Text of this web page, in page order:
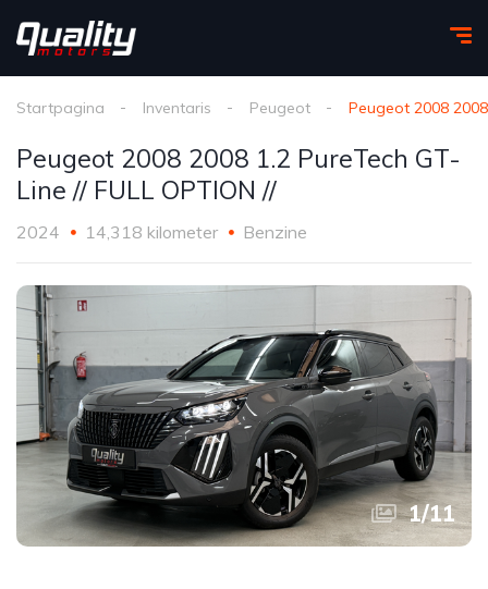
Startpagina Inventaris Peugeot Peugeot 2008
Peugeot 2008 2008 1.2 PureTech GT-
Line // FULL OPTION //
2024 14,318 kilometer Benzine
1/11